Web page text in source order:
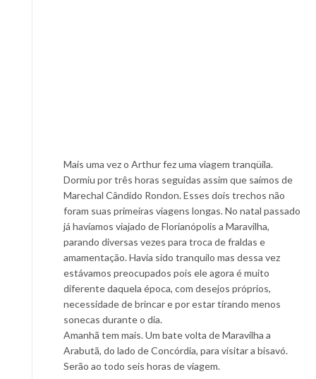
Mais uma vez o Arthur fez uma viagem tranqüila.
Dormiu por três horas seguidas assim que saímos de
Marechal Cândido Rondon. Esses dois trechos não
foram suas primeiras viagens longas. No natal passado
já havíamos viajado de Florianópolis a Maravilha,
parando diversas vezes para troca de fraldas e
amamentação. Havia sido tranquilo mas dessa vez
estávamos preocupados pois ele agora é muito
diferente daquela época, com desejos próprios,
necessidade de brincar e por estar tirando menos
sonecas durante o dia.
Amanhã tem mais. Um bate volta de Maravilha a
Arabutã, do lado de Concórdia, para visitar a bisavó.
Serão ao todo seis horas de viagem.